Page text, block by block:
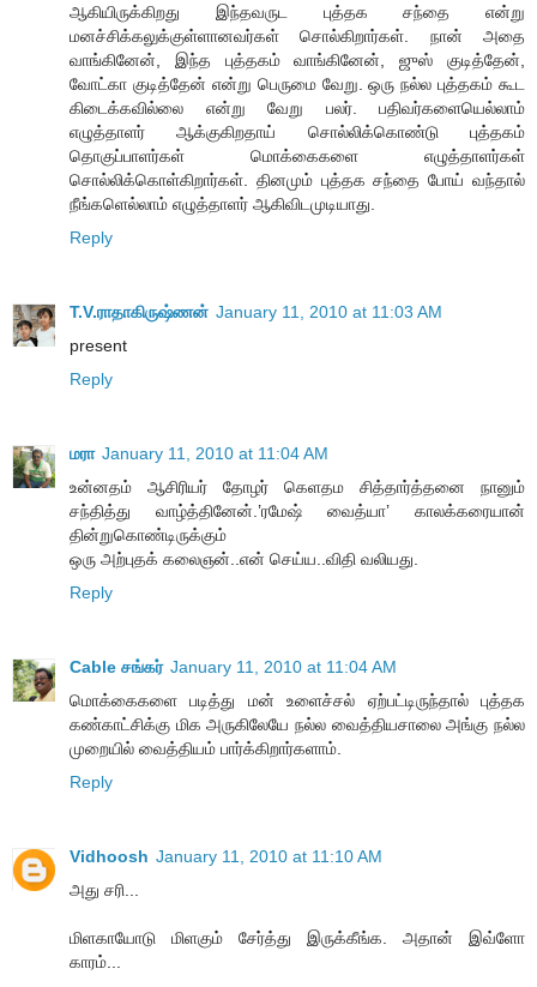
ஆகியிருக்கிறது இந்தவருட புத்தக சந்தை என்று
மனச்சிக்கலுக்குள்ளானவர்கள் சொல்கிறார்கள். நான் அதை
வாங்கினேன், இந்த புத்தகம் வாங்கினேன், ஜுஸ் குடித்தேன்,
வோட்கா குடித்தேன் என்று பெருமை வேறு. ஒரு நல்ல புத்தகம் கூட
கிடைக்கவில்லை என்று வேறு பலர். பதிவர்களையெல்லாம்
எழுத்தாளர் ஆக்குகிறதாய் சொல்லிக்கொண்டு புத்தகம்
தொகுப்பாளர்கள் மொக்கைகளை எழுத்தாளர்கள்
சொல்லிக்கொள்கிறார்கள். தினமும் புத்தக சந்தை போய் வந்தால்
நீங்களெல்லாம் எழுத்தாளர் ஆகிவிடமுடியாது.
Reply
T.V.ராதாகிருஷ்ணன் January 11, 2010 at 11:03 AM
present
Reply
மரா January 11, 2010 at 11:04 AM
உன்னதம் ஆசிரியர் தோழர் கெளதம சித்தார்த்தனை நானும்
சந்தித்து வாழ்த்தினேன்.’ரமேஷ் வைத்யா’ காலக்கரையான்
தின்றுகொண்டிருக்கும்
ஒரு அற்புதக் கலைஞன்..என் செய்ய..விதி வலியது.
Reply
Cable சங்கர் January 11, 2010 at 11:04 AM
மொக்கைகளை படித்து மன் உளைச்சல் ஏற்பட்டிருந்தால் புத்தக
கண்காட்சிக்கு மிக அருகிலேயே நல்ல வைத்தியசாலை அங்கு நல்ல
முறையில் வைத்தியம் பார்க்கிறார்களாம்.
Reply
Vidhoosh January 11, 2010 at 11:10 AM
அது சரி...
மிளகாயோடு மிளகும் சேர்த்து இருக்கீங்க. அதான் இவ்ளோ
காரம்...